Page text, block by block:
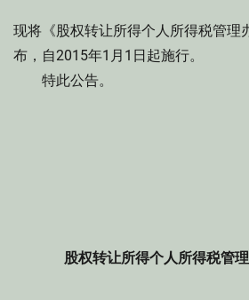
现将《股权转让所得个人所得税管理
布，自2015年1月1日起施行。
特此公告。
股权转让所得个人所得税管理